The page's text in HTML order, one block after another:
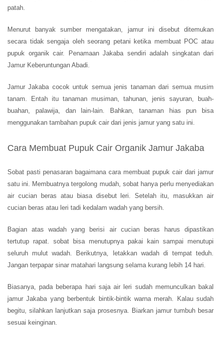
patah.
Menurut banyak sumber mengatakan, jamur ini disebut ditemukan
secara tidak sengaja oleh seorang petani ketika membuat POC atau
pupuk organik cair. Penamaan Jakaba sendiri adalah singkatan dari
Jamur Keberuntungan Abadi.
Jamur Jakaba cocok untuk semua jenis tanaman dari semua musim
tanam. Entah itu tanaman musiman, tahunan, jenis sayuran, buah-
buahan, palawija, dan lain-lain. Bahkan, tanaman hias pun bisa
menggunakan tambahan pupuk cair dari jenis jamur yang satu ini.
Cara Membuat Pupuk Cair Organik Jamur Jakaba
Sobat pasti penasaran bagaimana cara membuat pupuk cair dari jamur
satu ini. Membuatnya tergolong mudah, sobat hanya perlu menyediakan
air cucian beras atau biasa disebut leri. Setelah itu, masukkan air
cucian beras atau leri tadi kedalam wadah yang bersih.
Bagian atas wadah yang berisi air cucian beras harus dipastikan
tertutup rapat. sobat bisa menutupnya pakai kain sampai menutupi
seluruh mulut wadah. Berikutnya, letakkan wadah di tempat teduh.
Jangan terpapar sinar matahari langsung selama kurang lebih 14 hari.
Biasanya, pada beberapa hari saja air leri sudah memunculkan bakal
jamur Jakaba yang berbentuk bintik-bintik warna merah. Kalau sudah
begitu, silahkan lanjutkan saja prosesnya. Biarkan jamur tumbuh besar
sesuai keinginan.